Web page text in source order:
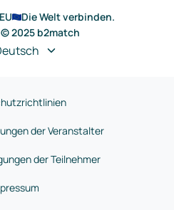
Die Welt verbinden.
2025 b2match
der Veranstalter
der Teilnehmer